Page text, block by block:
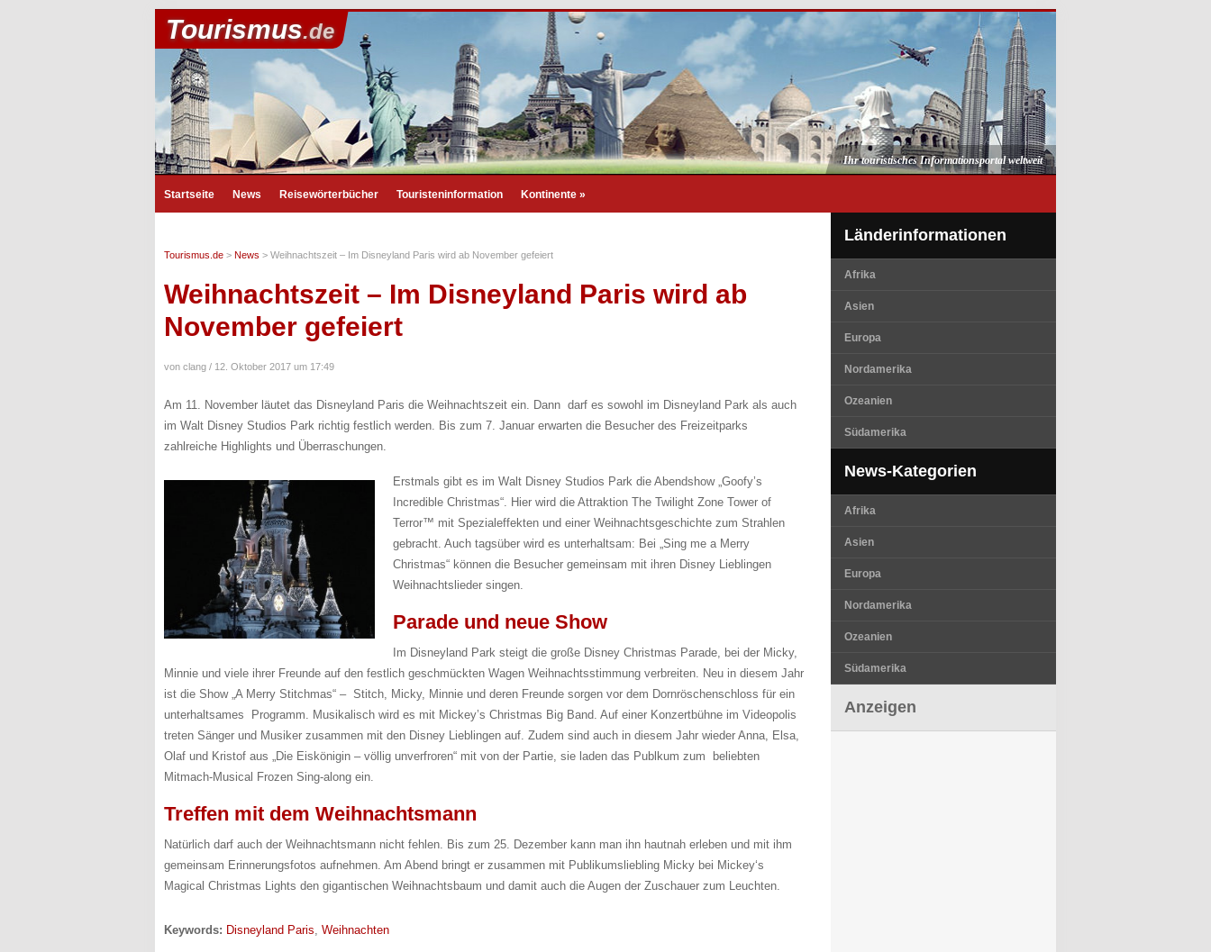
Tourismus.de
Ihr touristisches Informationsportal weltweit
Startseite News Reisewörterbücher Touristeninformation Kontinente »
Tourismus.de > News > Weihnachtszeit – Im Disneyland Paris wird ab November gefeiert
Weihnachtszeit – Im Disneyland Paris wird ab
November gefeiert
von clang / 12. Oktober 2017 um 17:49
Am 11. November läutet das Disneyland Paris die Weihnachtszeit ein. Dann darf es sowohl im Disneyland Park als auch
im Walt Disney Studios Park richtig festlich werden. Bis zum 7. Januar erwarten die Besucher des Freizeitparks
zahlreiche Highlights und Überraschungen.
Erstmals gibt es im Walt Disney Studios Park die Abendshow „Goofy’s
Incredible Christmas“. Hier wird die Attraktion The Twilight Zone Tower of
Terror™ mit Spezialeffekten und einer Weihnachtsgeschichte zum Strahlen
gebracht. Auch tagsüber wird es unterhaltsam: Bei „Sing me a Merry
Christmas“ können die Besucher gemeinsam mit ihren Disney Lieblingen
Weihnachtslieder singen.
Parade und neue Show
Im Disneyland Park steigt die große Disney Christmas Parade, bei der Micky,
Minnie und viele ihrer Freunde auf den festlich geschmückten Wagen Weihnachtsstimmung verbreiten. Neu in diesem Jahr
ist die Show „A Merry Stitchmas“ – Stitch, Micky, Minnie und deren Freunde sorgen vor dem Dornröschenschloss für ein
unterhaltsames Programm. Musikalisch wird es mit Mickey’s Christmas Big Band. Auf einer Konzertbühne im Videopolis
treten Sänger und Musiker zusammen mit den Disney Lieblingen auf. Zudem sind auch in diesem Jahr wieder Anna, Elsa,
Olaf und Kristof aus „Die Eiskönigin – völlig unverfroren“ mit von der Partie, sie laden das Publkum zum beliebten
Mitmach-Musical Frozen Sing-along ein.
Treffen mit dem Weihnachtsmann
Natürlich darf auch der Weihnachtsmann nicht fehlen. Bis zum 25. Dezember kann man ihn hautnah erleben und mit ihm
gemeinsam Erinnerungsfotos aufnehmen. Am Abend bringt er zusammen mit Publikumsliebling Micky bei Mickey‘s
Magical Christmas Lights den gigantischen Weihnachtsbaum und damit auch die Augen der Zuschauer zum Leuchten.
Keywords: Disneyland Paris, Weihnachten
Länderinformationen
Afrika
Asien
Europa
Nordamerika
Ozeanien
Südamerika
News-Kategorien
Afrika
Asien
Europa
Nordamerika
Ozeanien
Südamerika
Anzeigen